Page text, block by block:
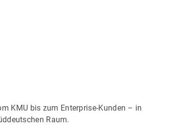
KMU bis zum Enterprise-Kunden – in
Raum.